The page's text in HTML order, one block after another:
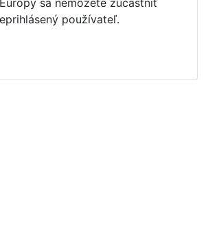
sa nemôžete zúčastniť
používateľ.